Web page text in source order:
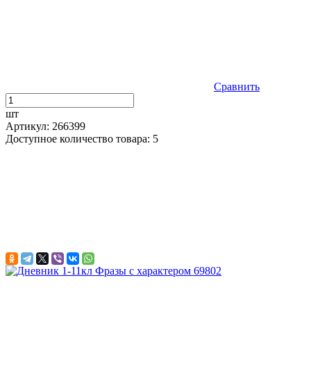
Сравнить
шт
Артикул: 266399
Доступное количество товара: 5